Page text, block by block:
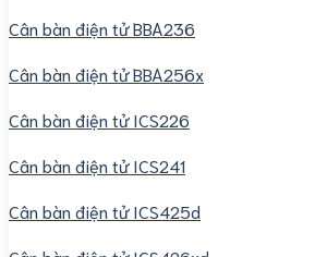
Cân bàn điện tử BBA236
Cân bàn điện tử BBA256x
Cân bàn điện tử ICS226
Cân bàn điện tử ICS241
Cân bàn điện tử ICS425d